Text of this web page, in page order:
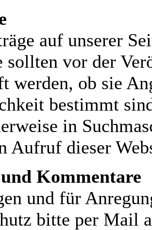
auf unserer
sollten vor der
werden, ob sie
bestimmt
in
Aufruf dieser
Kommentare
und für
bitte per Mail